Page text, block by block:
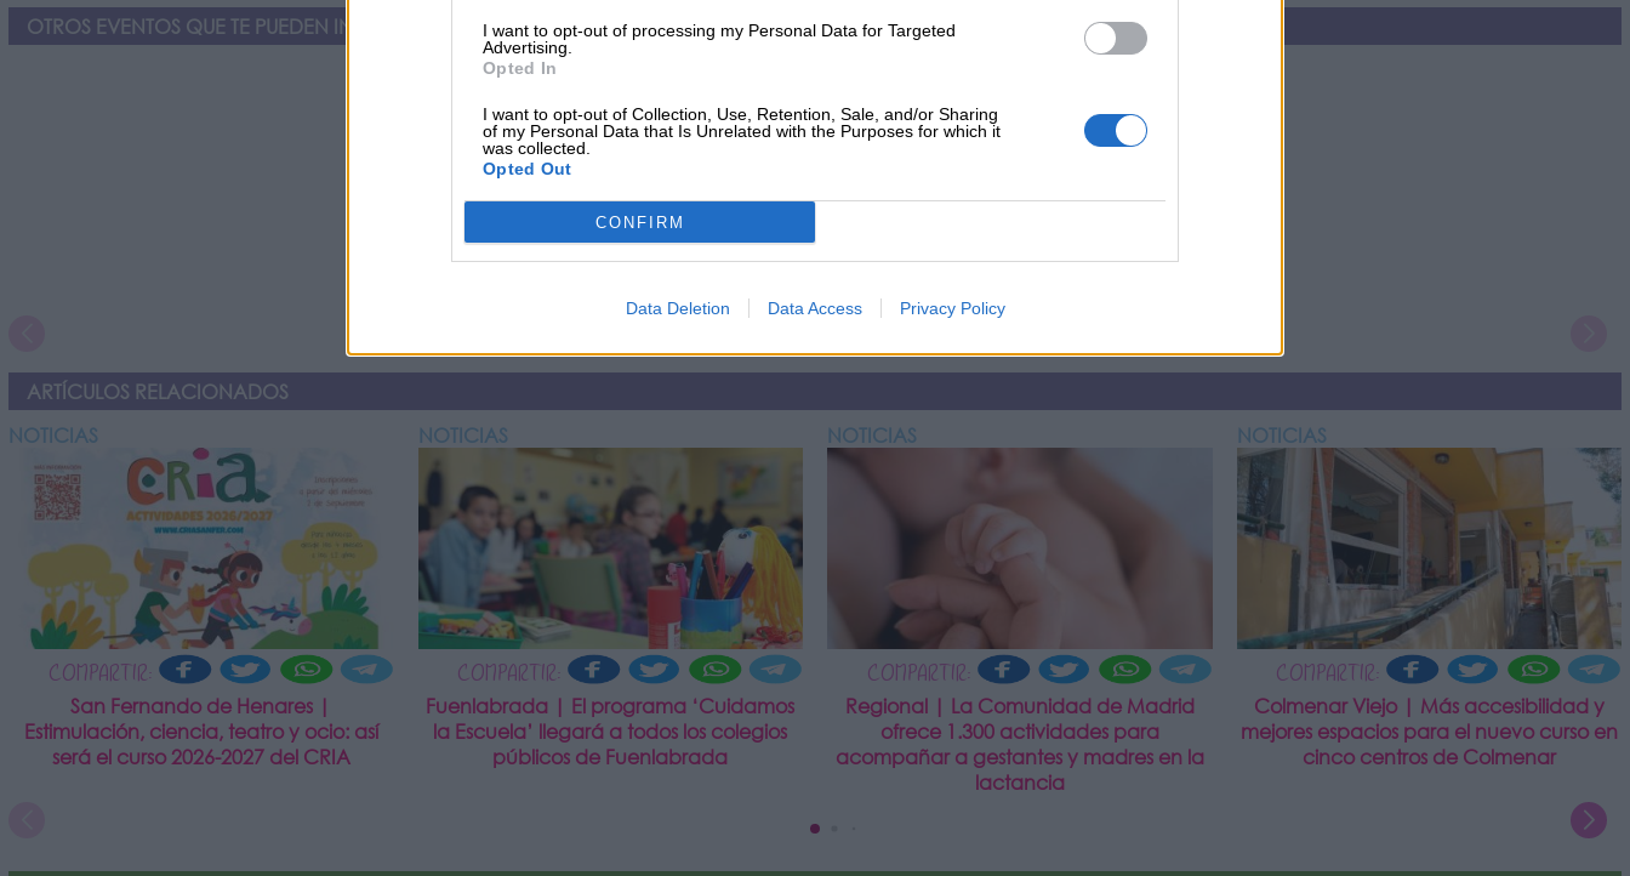
I want to opt-out of processing my Personal Data for Targeted
Advertising.
Opted In
I want to opt-out of Collection, Use, Retention, Sale, and/or Sharing
of my Personal Data that Is Unrelated with the Purposes for which it
was collected.
Opted Out
CONFIRM
Data Deletion Data Access Privacy Policy
OTROS EVENTOS QUE TE PUEDEN INTERESAR
ARTÍCULOS RELACIONADOS
NOTICIAS
COMPARTIR:
San Fernando de Henares |
Estimulación, ciencia, teatro y ocio: así
será el curso 2026-2027 del CRIA
NOTICIAS
COMPARTIR:
Fuenlabrada | El programa ‘Cuidamos
la Escuela’ llegará a todos los colegios
públicos de Fuenlabrada
NOTICIAS
COMPARTIR:
Regional | La Comunidad de Madrid
ofrece 1.300 actividades para
acompañar a gestantes y madres en la
lactancia
NOTICIAS
COMPARTIR:
Colmenar Viejo | Más accesibilidad y
mejores espacios para el nuevo curso en
cinco centros de Colmenar